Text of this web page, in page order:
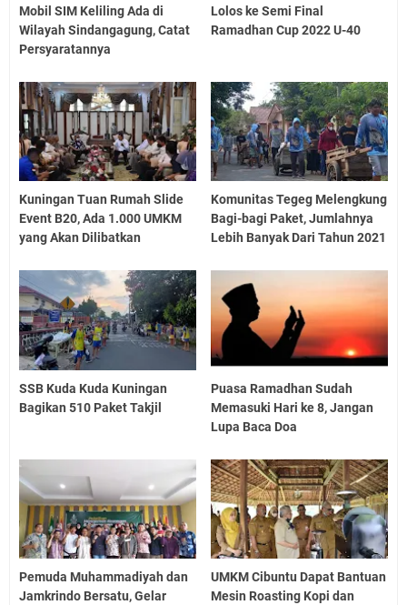
Mobil SIM Keliling Ada di
Wilayah Sindangagung, Catat
Persyaratannya
Lolos ke Semi Final
Ramadhan Cup 2022 U-40
Kuningan Tuan Rumah Slide
Event B20, Ada 1.000 UMKM
yang Akan Dilibatkan
Komunitas Tegeg Melengkung
Bagi-bagi Paket, Jumlahnya
Lebih Banyak Dari Tahun 2021
SSB Kuda Kuda Kuningan
Bagikan 510 Paket Takjil
Puasa Ramadhan Sudah
Memasuki Hari ke 8, Jangan
Lupa Baca Doa
Pemuda Muhammadiyah dan
Jamkrindo Bersatu, Gelar
UMKM Cibuntu Dapat Bantuan
Mesin Roasting Kopi dan